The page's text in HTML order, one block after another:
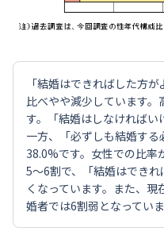
「結婚はできればした方
比べやや減少しています
す。「結婚はしなければい
一方、「必ずしも結婚す
38.0%です。女性での比率
5～6割で、「結婚はでき
くなっています。また、
婚者では6割弱となっていま